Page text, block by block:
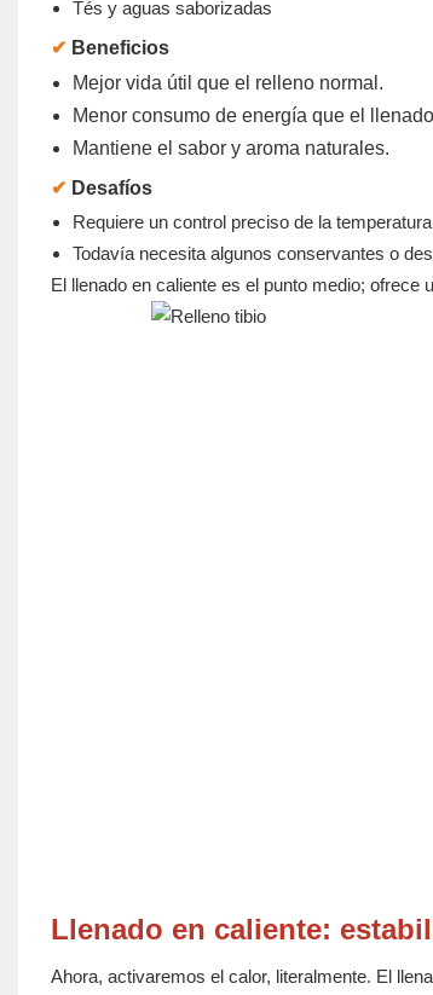
Tés y aguas saborizadas
✔ Beneficios
Mejor vida útil que el relleno normal.
Menor consumo de energía que el
Mantiene el sabor y aroma naturales.
✔ Desafíos
Requiere un control preciso de la temperatura
Todavía necesita algunos conservantes o
El llenado en caliente es el punto medio; ofrece
Llenado en caliente:
Ahora, activaremos el calor, literalmente. El